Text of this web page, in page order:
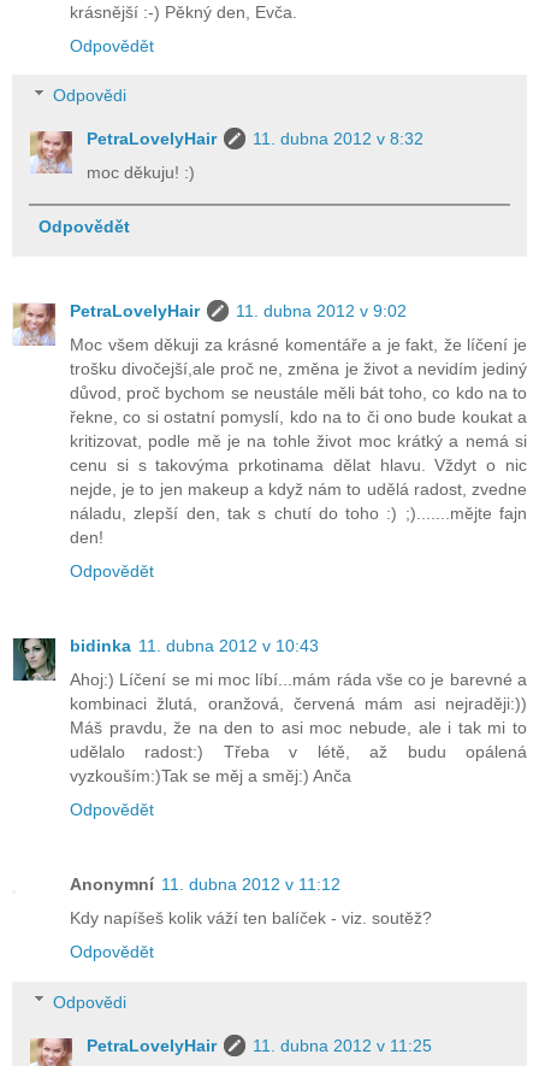
krásnější :-) Pěkný den, Evča.
Odpovědět
Odpovědi
PetraLovelyHair
11. dubna 2012 v 8:32
moc děkuju! :)
Odpovědět
PetraLovelyHair
11. dubna 2012 v 9:02
Moc všem děkuji za krásné komentáře a je fakt, že líčení je
trošku divočejší,ale proč ne, změna je život a nevidím jediný
důvod, proč bychom se neustále měli bát toho, co kdo na to
řekne, co si ostatní pomyslí, kdo na to či ono bude koukat a
kritizovat, podle mě je na tohle život moc krátký a nemá si
cenu si s takovýma prkotinama dělat hlavu. Vždyt o nic
nejde, je to jen makeup a když nám to udělá radost, zvedne
náladu, zlepší den, tak s chutí do toho :) ;).......mějte fajn
den!
Odpovědět
bidinka 11. dubna 2012 v 10:43
Ahoj:) Líčení se mi moc líbí...mám ráda vše co je barevné a
kombinaci žlutá, oranžová, červená mám asi nejraději:))
Máš pravdu, že na den to asi moc nebude, ale i tak mi to
udělalo radost:) Třeba v létě, až budu opálená
vyzkouším:)Tak se měj a směj:) Anča
Odpovědět
Anonymní 11. dubna 2012 v 11:12
Kdy napíšeš kolik váží ten balíček - viz. soutěž?
Odpovědět
Odpovědi
PetraLovelyHair 11. dubna 2012 v 11:25